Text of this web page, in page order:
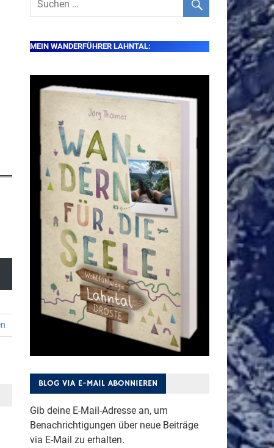
MEIN WANDERFÜHRER LAHNTAL:
BLOG VIA E-MAIL ABONNIEREN
Gib deine E-Mail-Adresse an, um
Benachrichtigungen über neue Beiträge
via E-Mail zu erhalten.